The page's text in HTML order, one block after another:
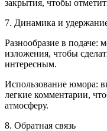
закрытия, чтобы
7. Динамика и
Разнообразие в подаче:
изложения, чтобы
интересным.
Использование юмора:
легкие комментарии,
атмосферу.
8. Обратная связь